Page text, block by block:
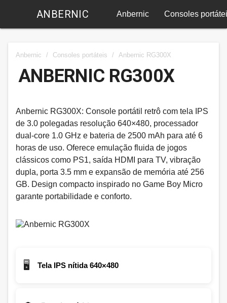
ANBERNIC Anbernic Consoles
Anbernic / Consoles portáteis / Anbernic RG300X
ANBERNIC RG300X
Anbernic RG300X: Console portátil retrô com tela IPS
de 3.0 polegadas resolução 640×480, processador
dual-core 1.0 GHz e bateria de 2500 mAh para até 6
horas de uso. Oferece emulação fluida de jogos
clássicos como PS1, saída HDMI para TV, vibração
dupla, porta 3.5 mm e expansão de memória até 256
GB. Design compacto inspirado no Game Boy Micro
garante portabilidade e conforto.
🖥️ Tela IPS nítida 640×480